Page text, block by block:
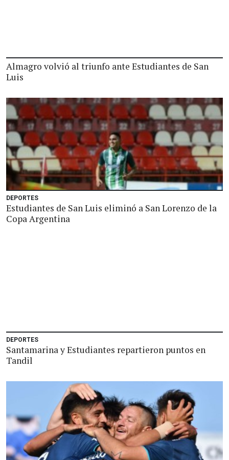
Almagro volvió al triunfo ante Estudiantes de San
Luis
DEPORTES
Estudiantes de San Luis eliminó a San Lorenzo de la
Copa Argentina
DEPORTES
Santamarina y Estudiantes repartieron puntos en
Tandil